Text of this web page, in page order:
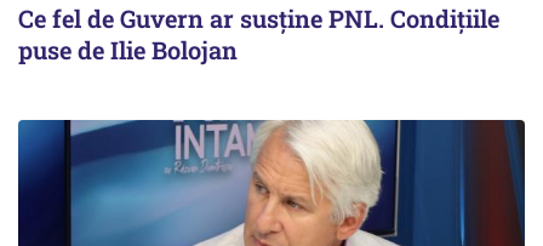
Ce fel de Guvern ar susține PNL. Condițiile
puse de Ilie Bolojan